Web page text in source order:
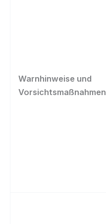
Warnhinweise und
Vorsichtsmaßnahmen